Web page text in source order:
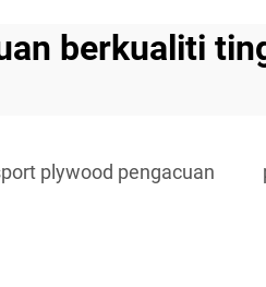
berkualiti
plywood pengacuan